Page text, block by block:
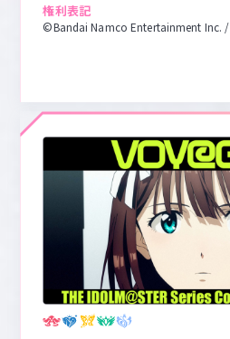
権利表記
©Bandai Namco Entertainment Inc. /